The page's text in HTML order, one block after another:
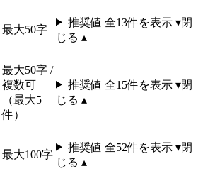
最大50字
推奨値 全13件を表示 ▾閉
じる ▴
最大50字 /
複数可
（最大5
件）
推奨値 全15件を表示 ▾閉
じる ▴
最大100字
推奨値 全52件を表示 ▾閉
じる ▴